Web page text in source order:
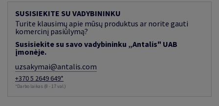
SUSISIEKITE SU VADYBININKU
Turite klausimų apie mūsų produktus ar norite gauti
komercinį pasiūlymą?
Susisiekite su savo vadybininku „Antalis" UAB
įmonėje.
uzsakymai@antalis.com
+370 5 2649 649*
*Darbo laikas (8 - 17 val.)